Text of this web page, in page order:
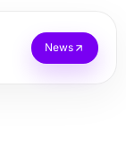
News